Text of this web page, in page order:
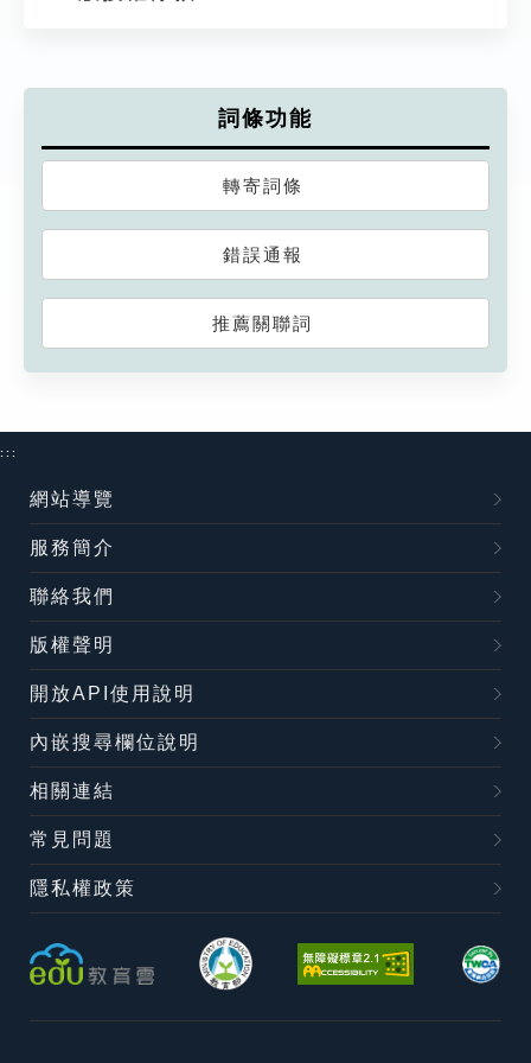
詞條功能
轉寄詞條
錯誤通報
推薦關聯詞
:::
網站導覽
服務簡介
聯絡我們
版權聲明
開放API使用說明
內嵌搜尋欄位說明
相關連結
常見問題
隱私權政策